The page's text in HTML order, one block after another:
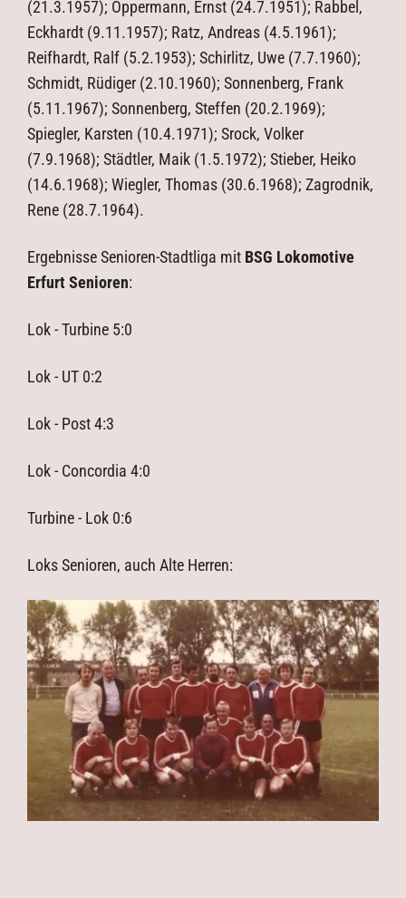
(21.3.1957); Oppermann, Ernst (24.7.1951); Rabbel,
Eckhardt (9.11.1957); Ratz, Andreas (4.5.1961);
Reifhardt, Ralf (5.2.1953); Schirlitz, Uwe (7.7.1960);
Schmidt, Rüdiger (2.10.1960); Sonnenberg, Frank
(5.11.1967); Sonnenberg, Steffen (20.2.1969);
Spiegler, Karsten (10.4.1971); Srock, Volker
(7.9.1968); Städtler, Maik (1.5.1972); Stieber, Heiko
(14.6.1968); Wiegler, Thomas (30.6.1968); Zagrodnik,
Rene (28.7.1964).
Ergebnisse Senioren-Stadtliga mit BSG Lokomotive
Erfurt Senioren:
Lok - Turbine 5:0
Lok - UT 0:2
Lok - Post 4:3
Lok - Concordia 4:0
Turbine - Lok 0:6
Loks Senioren, auch Alte Herren: